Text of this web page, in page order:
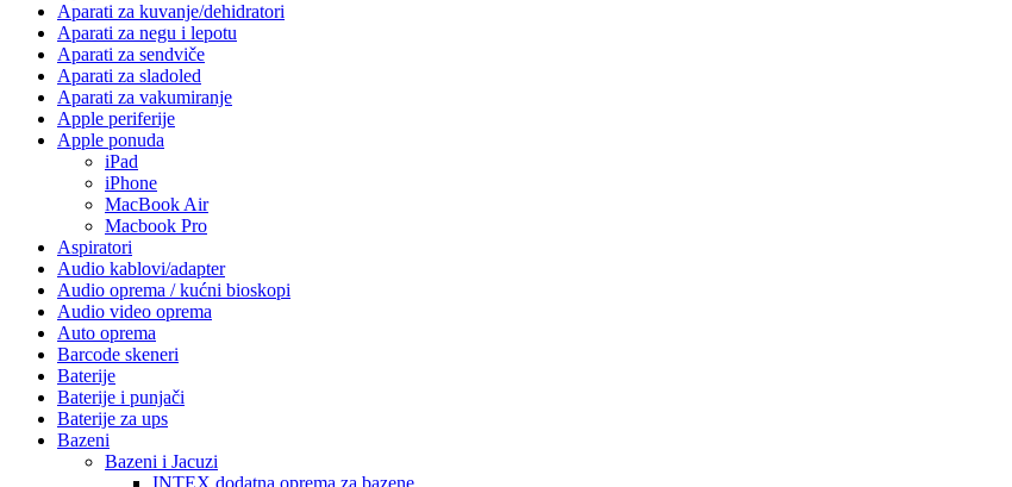
Aparati za kuvanje/dehidratori
Aparati za negu i lepotu
Aparati za sendviče
Aparati za sladoled
Aparati za vakumiranje
Apple periferije
Apple ponuda
iPad
iPhone
MacBook Air
Macbook Pro
Aspiratori
Audio kablovi/adapter
Audio oprema / kućni bioskopi
Audio video oprema
Auto oprema
Barcode skeneri
Baterije
Baterije i punjači
Baterije za ups
Bazeni
Bazeni i Jacuzi
INTEX dodatna oprema za bazene